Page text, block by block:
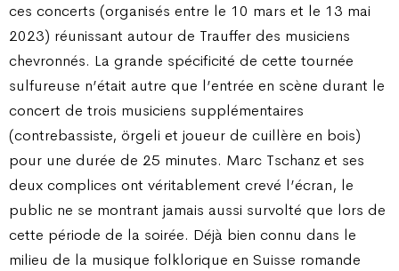
ces concerts (organisés entre le 10 mars et le 13 mai
2023) réunissant autour de Trauffer des musiciens
chevronnés. La grande spécificité de cette tournée
sulfureuse n’était autre que l’entrée en scène durant le
concert de trois musiciens supplémentaires
(contrebassiste, örgeli et joueur de cuillère en bois)
pour une durée de 25 minutes. Marc Tschanz et ses
deux complices ont véritablement crevé l’écran, le
public ne se montrant jamais aussi survolté que lors de
cette période de la soirée. Déjà bien connu dans le
milieu de la musique folklorique en Suisse romande